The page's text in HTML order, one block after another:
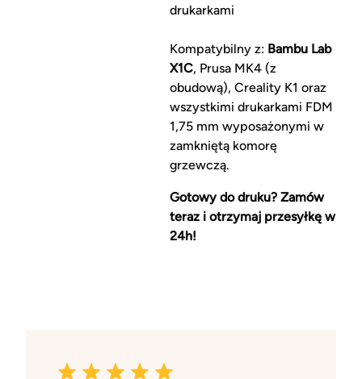
drukarkami
Kompatybilny z: Bambu Lab
X1C, Prusa MK4 (z
obudową), Creality K1 oraz
wszystkimi drukarkami FDM
1,75 mm wyposażonymi w
zamkniętą komorę
grzewczą.
Gotowy do druku? Zamów
teraz i otrzymaj przesyłkę w
24h!